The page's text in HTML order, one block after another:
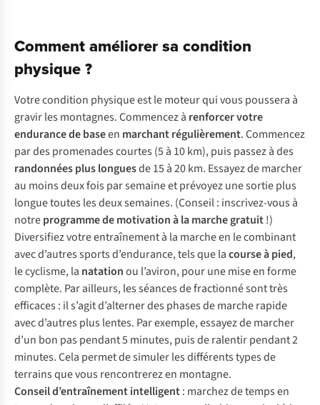
Comment améliorer sa condition
physique ?
Votrecondition physiqueestlemoteurquivous poussera à
gravirles montagnes.Commencezà renforcervotre
endurancedebaseen marchantrégulièrement.Commencez
pardes promenadescourtes (5 à 10km),puis passezàdes
randonnéespluslonguesde 15 à 20km. Essayezdemarcher
au moinsdeuxfois parsemaineetprévoyezunesortieplus
longuetoutes lesdeuxsemaines. (Conseil: inscrivez-vous à
notreprogrammedemotivationà lamarchegratuit!)
Diversifiezvotreentraînementà la marcheen lecombinant
avecd’autressportsd’endurance,telsquelacourseàpied,
lecyclisme,la natationou l’aviron,pourunemiseenforme
complète. Parailleurs,lesséancesdefractionnésonttrès
efficaces : ils’agitd’alternerdes phasesdemarcherapide
avecd’autres plus lentes. Parexemple,essayezdemarcher
d’un bon pas pendant5minutes,puisderalentirpendant2
minutes.Cela permetdesimulerlesdifférentstypesde
terrainsquevous rencontrerezen montagne.
Conseild’entraînementintelligent: marchezdetempsen